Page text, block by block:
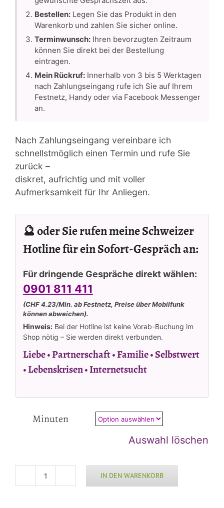
Bestellen: Legen Sie das Produkt in den
Warenkorb und zahlen Sie sicher online.
Terminwunsch: Ihren bevorzugten Zeitraum
können Sie direkt bei der Bestellung
eintragen.
Mein Rückruf: Innerhalb von 3 bis 5 Werktagen
nach Zahlungseingang rufe ich Sie auf Ihrem
Festnetz, Handy oder via Facebook Messenger
an.
Nach Zahlungseingang vereinbare ich
schnellstmöglich einen Termin und rufe Sie
zurück –
diskret, aufrichtig und mit voller
Aufmerksamkeit für Ihr Anliegen.
🔮 oder Sie rufen meine Schweizer
Hotline für ein Sofort-Gespräch an:
Für dringende Gespräche direkt wählen:
0901 811 411
(CHF 4.23/Min. ab Festnetz, Preise über Mobilfunk
können abweichen).
Hinweis: Bei der Hotline ist keine Vorab-Buchung im
Shop nötig – Sie werden direkt verbunden.
Liebe • Partnerschaft • Familie • Selbstwert
• Lebenskrisen • Internetsucht
Minuten
Auswahl löschen
Telefonische
IN DEN WARENKORB